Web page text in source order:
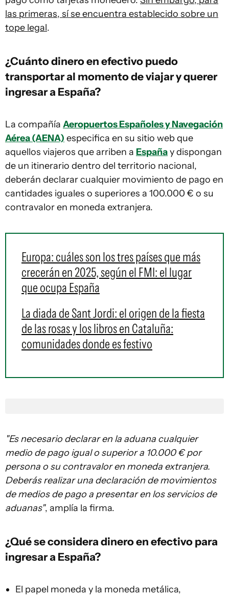
las primeras, sí se encuentra establecido sobre un
tope legal.
¿Cuánto dinero en efectivo puedo
transportar al momento de viajar y querer
ingresar a España?
La compañía Aeropuertos Españoles y Navegación
Aérea (AENA) especifica en su sitio web que
aquellos viajeros que arriben a Españay dispongan
de un itinerario dentro del territorio nacional,
deberán declarar cualquier movimiento de pago en
cantidades iguales o superiores a 100.000 € o su
contravalor en moneda extranjera.
Europa: cuáles son los tres países que más
crecerán en 2025, según el FMI: el lugar
que ocupa España
La diada de Sant Jordi: el origen de la fiesta
de las rosas y los libros en Cataluña:
comunidades donde es festivo
"Es necesario declarar en la aduana cualquier
medio de pago igual o superior a 10.000 € por
persona o su contravalor en moneda extranjera.
Deberás realizar una declaración de movimientos
de medios de pago a presentar en los servicios de
aduanas", amplía la firma.
¿Qué se considera dinero en efectivo para
ingresar a España?
El papel moneda y la moneda metálica,